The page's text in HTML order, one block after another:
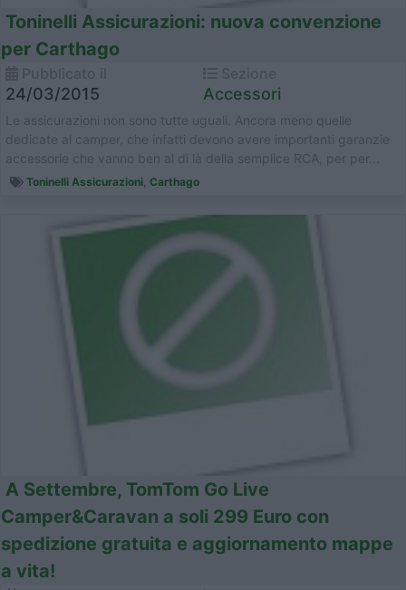
Toninelli Assicurazioni: nuova convenzione
per Carthago
24/03/2015 Accessori
Le assicurazioni non sono tutte uguali. Ancora meno quelle
dedicate al camper, che infatti devono avere importanti garanzie
accessorie che vanno ben al di là della semplice RCA, per per...
Toninelli Assicurazioni Carthago
A Settembre, TomTom Go Live
Camper&Caravan a soli 299 Euro con
spedizione gratuita e aggiornamento mappe
a vita!